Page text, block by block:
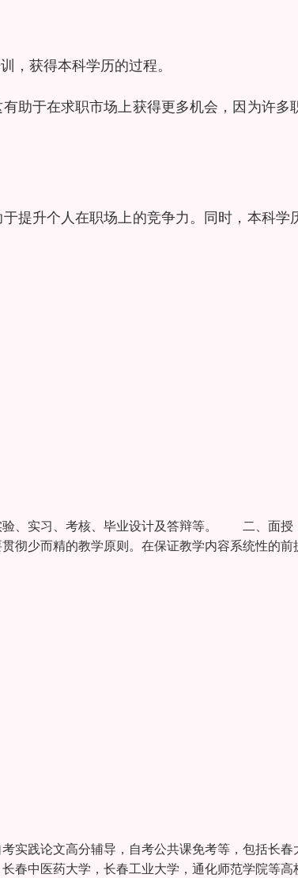
，获得本科学历的过程。
助于在求职市场上获得更多机会，因为许多
提升个人在职场上的竞争力。同时，本科学
验、实习、考核、毕业设计及答辩等。 二、
少而精的教学原则。在保证教学内容系统性的前
实践论文高分辅导，自考公共课免考等，包括长春
春中医药大学，长春工业大学，通化师范学院等高